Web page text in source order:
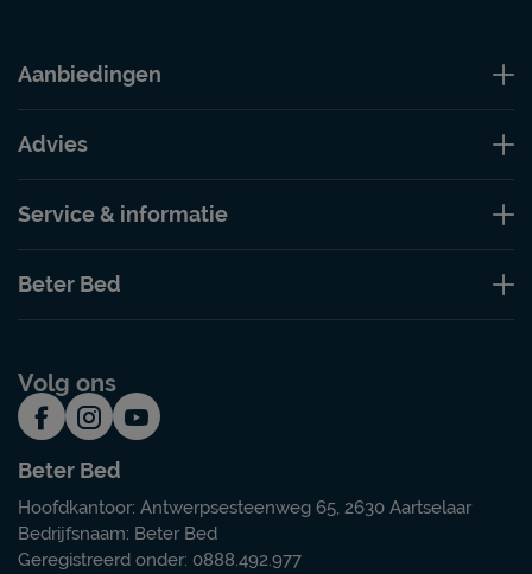
Aanbiedingen
Advies
Service & informatie
Beter Bed
Volg ons
Beter Bed
Hoofdkantoor: Antwerpsesteenweg 65, 2630 Aartselaar
Bedrijfsnaam: Beter Bed
Geregistreerd onder: 0888.492.977